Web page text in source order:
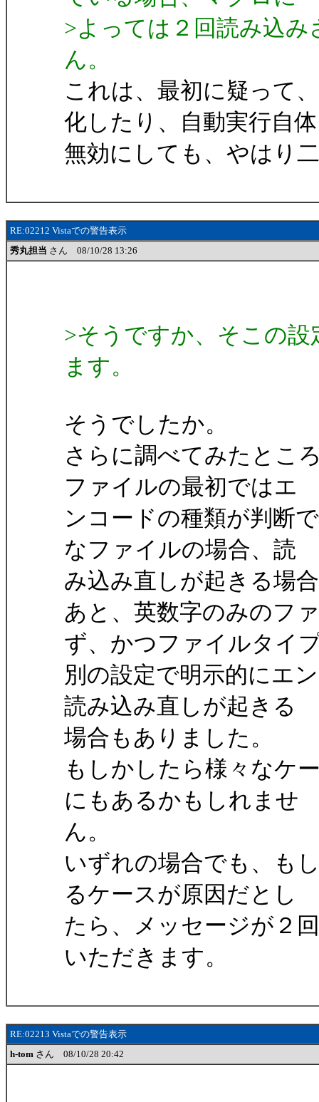
>よっては２回読み込
ん。
これは、最初に疑って
化したり、自動実行自
無効にしても、やはり
RE:02212 Vistaでの警告表示
秀丸担当 さん 08/10/28 13:26
>そうですか、そこの
ます。
そうでしたか。
さらに調べてみたとこ
ファイルの最初ではエ
ンコードの種類が判断
なファイルの場合、読
み込み直しが起きる場
あと、英数字のみのフ
ず、かつファイルタイ
別の設定で明示的にエ
読み込み直しが起きる
場合もありました。
もしかしたら様々なケ
にもあるかもしれませ
ん。
いずれの場合でも、も
るケースが原因だとし
たら、メッセージが２
いただきます。
RE:02213 Vistaでの警告表示
h-tom さん 08/10/28 20:42